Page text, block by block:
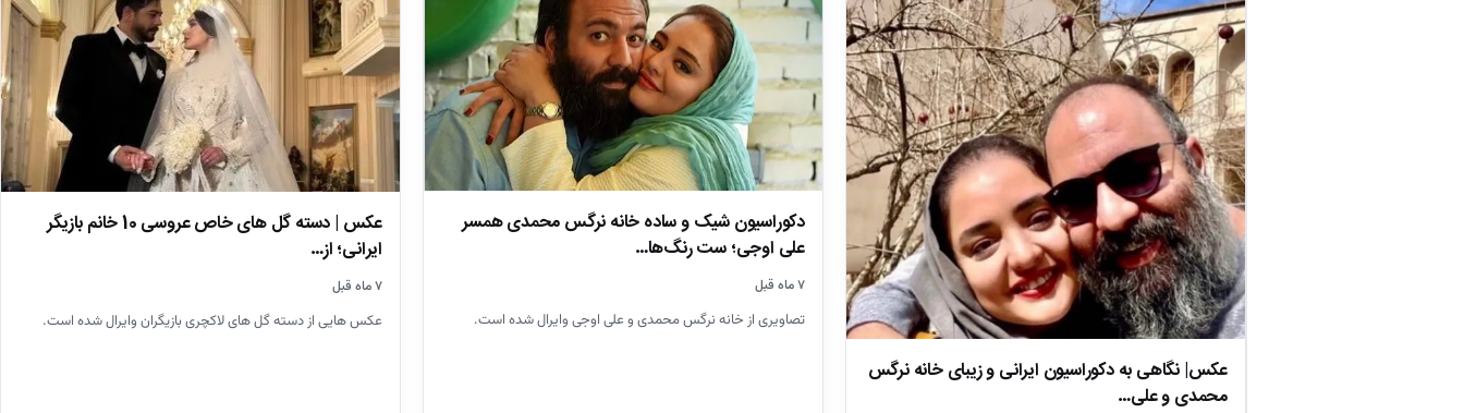
عکس| نگاهی به دکوراسیون ایرانی و زیبای خانه نرگس
محمدی و علی…
دکوراسیون شیک و ساده خانه نرگس محمدی همسر
علی اوجی؛ ست رنگ‌ها…
۷ ماه قبل
تصاویری از خانه نرگس محمدی و علی اوجی وایرال شده است.
عکس | دسته گل های خاص عروسی 10 خانم بازیگر
ایرانی؛ از…
۷ ماه قبل
عکس هایی از دسته گل های لاکچری بازیگران وایرال شده است.